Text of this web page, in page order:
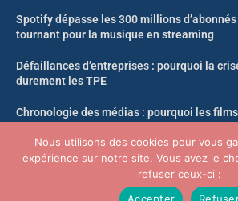
Spotify dépasse les 300 millions
tournant pour la musique en streaming
Défaillances d’entreprises : pourquoi la
durement les TPE
Chronologie des médias : pourquoi les
Likweli : un nouveau singe découvert dans
Nous utilisons des cookies pour vous
expérience sur notre site. Vous avez le
refuser ceux-ci :
Accepter